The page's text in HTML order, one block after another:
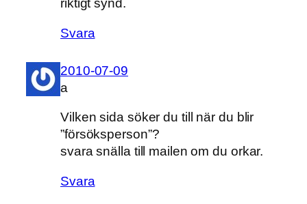
riktigt synd.
Svara
2010-07-09
a
Vilken sida söker du till när du blir
”försöksperson”?
svara snälla till mailen om du orkar.
Svara